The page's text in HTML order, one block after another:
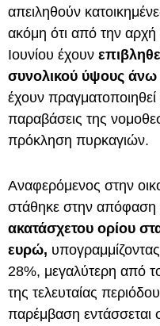
απειληθούν
ακόμη ότι από την αρχή
Ιουνίου έχουν
συνολικού ύψους
έχουν
παραβάσεις της
πρόκληση πυρκαγιών.
Αναφερόμενος στην
στάθηκε στην απόφαση
ακατάσχετου ορίου
ευρώ,
28%, μεγαλύτερη από
της τελευταίας
παρέμβαση εντάσσεται